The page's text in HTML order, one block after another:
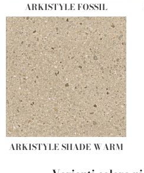
ARKISTYLE FOSSIL
ARKISTYLE SHADE WARM